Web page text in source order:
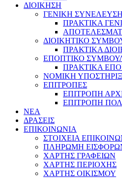
ΔΙΟΙΚΗΣΗ
ΓΕΝΙΚΗ ΣΥΝΕΛΕΥΣΗ
ΠΡΑΚΤΙΚΑ
ΔΙΟΙΚΗΤΙΚΟ
ΠΡΑΚΤΙΚΑ
ΕΠΟΠΤΙΚΟ
ΠΡΑΚΤΙΚΑ
ΝΟΜΙΚΗ
ΕΠΙΤΡΟΠΕΣ
ΕΠΙΤΡΟΠΗ
ΕΠΙΤΡΟΠΗ
NEA
ΔΡΑΣΕΙΣ
ΕΠΙΚΟΙΝΩΝΙΑ
ΣΤΟΙΧΕΙΑ
ΠΛΗΡΩΜΗ
ΧΑΡΤΗΣ ΓΡΑΦΕΙΩΝ
ΧΑΡΤΗΣ ΠΕΡΙΟΧΗΣ
ΧΑΡΤΗΣ ΟΙΚΙΣΜΟΥ